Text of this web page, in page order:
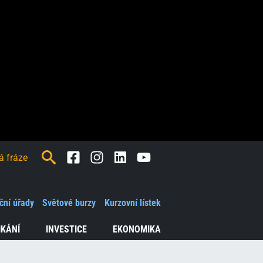
INVESTICE EKONOMIKA
úřady Světové burzy Kurzovní lístek
FacebookInstagramLinkedInYoutube